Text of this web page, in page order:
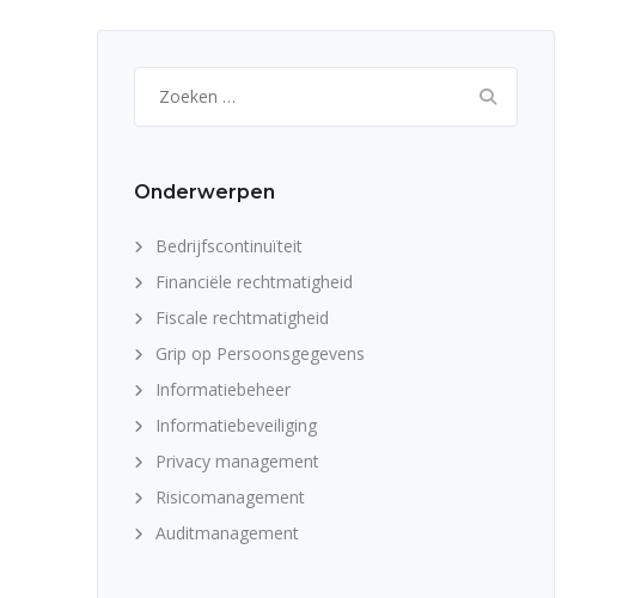
naar:
Onderwerpen
Bedrijfscontinuïteit
Financiële rechtmatigheid
Fiscale rechtmatigheid
Grip op Persoonsgegevens
Informatiebeheer
Informatiebeveiliging
Privacy management
Risicomanagement
Auditmanagement